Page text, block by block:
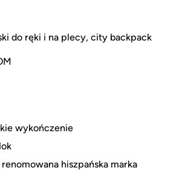
do ręki i na plecy, city backpack
wykończenie
hiszpańska marka